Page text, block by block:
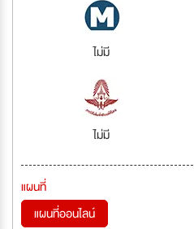
ไม่มี
ไม่มี
แผนที่
แผนที่ออนไลน์